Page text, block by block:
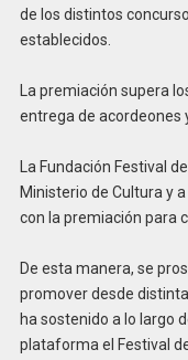
de los distintos
establecidos.
La premiación supera
entrega de acordeones
La Fundación Festival
Ministerio de Cultura y
con la premiación para
De esta manera, se
promover desde
ha sostenido a lo largo
plataforma el Festival